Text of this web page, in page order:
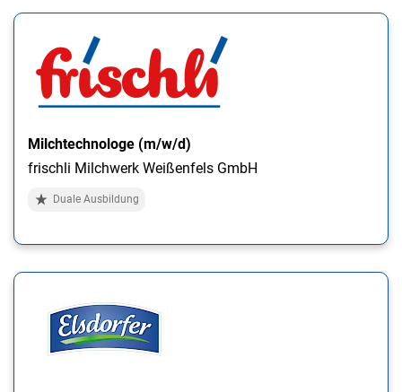
Milchtechnologe (m/w/d)
frischli Milchwerk Weißenfels GmbH
Duale Ausbildung